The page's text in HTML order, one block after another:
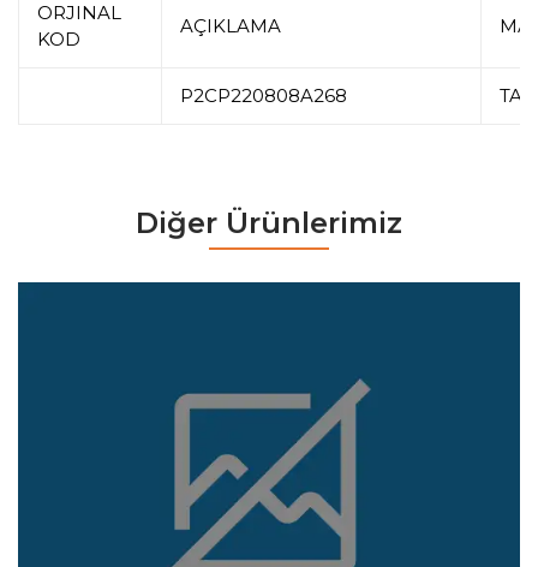
ORJINAL
KOD
AÇIKLAMA
P2CP220808A268
Diğer Ürünlerimiz